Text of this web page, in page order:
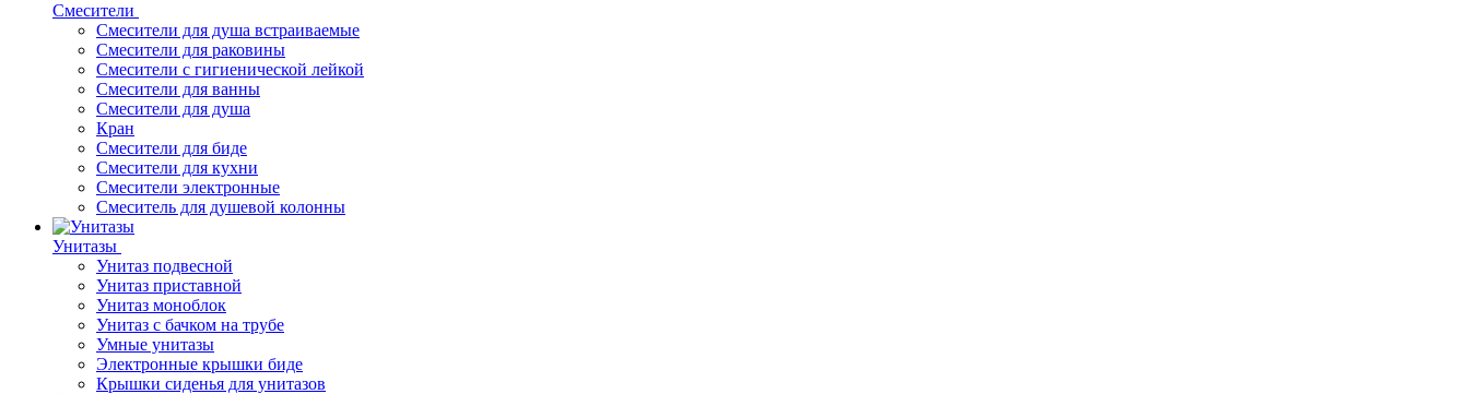
Смесители
Смесители для душа встраиваемые
Смесители для раковины
Смесители с гигиенической лейкой
Смесители для ванны
Смесители для душа
Кран
Смесители для биде
Смесители для кухни
Смесители электронные
Смеситель для душевой колонны
Унитазы
Унитаз подвесной
Унитаз приставной
Унитаз моноблок
Унитаз с бачком на трубе
Умные унитазы
Электронные крышки биде
Крышки сиденья для унитазов